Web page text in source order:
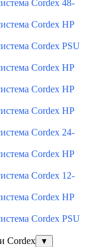
Cordex 48-
Cordex HP
Cordex PSU
Cordex HP
Cordex HP
Cordex HP
Cordex 24-
Cordex HP
Cordex 12-
Cordex HP
Cordex PSU
Cordex
▼